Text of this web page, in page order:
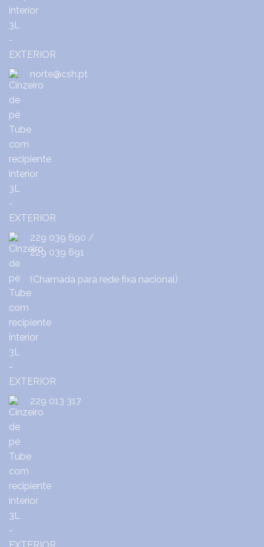
norte@csh.pt
229 039 690 /
229 039 691
(Chamada para rede fixa nacional)
229 013 317